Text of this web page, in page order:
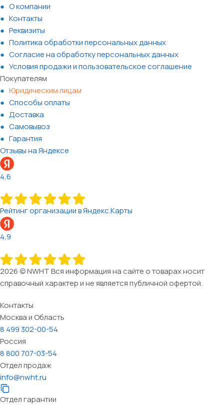
О компании
Контакты
Реквизиты
Политика обработки персональных данных
Согласие на обработку персональных данных
Условия продажи и пользовательское соглашение
Покупателям
Юридическим лицам
Способы оплаты
Доставка
Самовывоз
Гарантия
Отзывы на Яндексе
4,6
Рейтинг организации в Яндекс.Карты
4,9
2026 © NWHT Вся информация на сайте о товарах носит
справочный характер и не является публичной офертой.
Контакты
Москва и Область
8 499 302-00-54
Россия
8 800 707-03-54
Отдел продаж
info@nwht.ru
Отдел гарантии